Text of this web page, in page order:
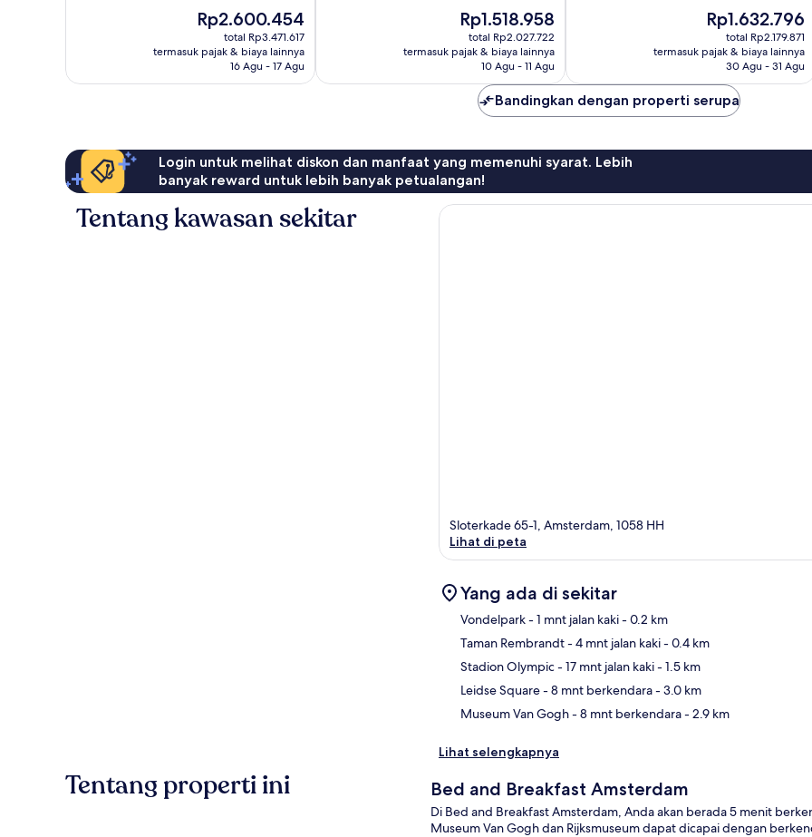
Harga
sekarang
Rp2.600.454
Rp2.600.454
total Rp3.471.617
termasuk pajak & biaya lainnya
16 Agu - 17 Agu
Harga
sekarang
Rp1.518.958
Rp1.518.958
total Rp2.027.722
termasuk pajak & biaya lainnya
10 Agu - 11 Agu
Harga
sekarang
Rp1.632.796
Rp1.632.796
total Rp2.179.871
termasuk pajak & biaya lainnya
30 Agu - 31 Agu
Bandingkan dengan properti serupa
Login untuk melihat diskon dan manfaat yang memenuhi syarat. Lebih
banyak reward untuk lebih banyak petualangan!
Tentang kawasan sekitar
Sloterkade 65-1, Amsterdam, 1058 HH
Lihat di peta
Yang ada di sekitar
Vondelpark- 1 mnt jalan kaki- 0.2 km
Taman Rembrandt- 4 mnt jalan kaki- 0.4 km
Stadion Olympic- 17 mnt jalan kaki- 1.5 km
Leidse Square- 8 mnt berkendara- 3.0 km
Museum Van Gogh- 8 mnt berkendara- 2.9 km
Lihat selengkapnya
Tentang properti ini Bed and Breakfast Amsterdam
Di Bed and Breakfast Amsterdam, Anda akan berada 5 menit
Museum Van Gogh dan Rijksmuseum dapat dicapai dengan